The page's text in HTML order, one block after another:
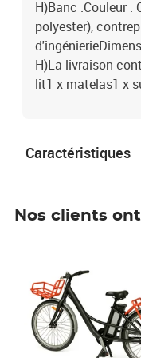
H)Banc :Couleur :
polyester),
H)La livraison
lit1 x matelas1 x
Caractéristiques
Nos clients